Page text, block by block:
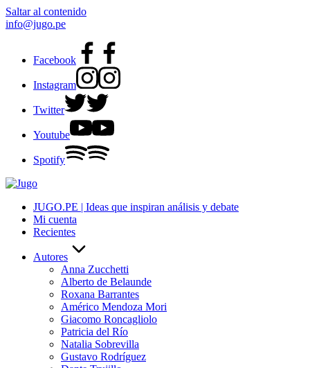
Saltar al contenido
info@jugo.pe
Facebook
Instagram
Twitter
Youtube
Spotify
JUGO.PE | Ideas que inspiran análisis y debate
Mi cuenta
Recientes
Autores
Anna Zucchetti
Alberto de Belaunde
Roxana Barrantes
Américo Mendoza Mori
Giacomo Roncagliolo
Patricia del Río
Natalia Sobrevilla
Gustavo Rodríguez